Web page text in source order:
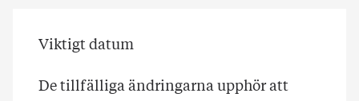
Viktigt datum
De tillfälliga ändringarna upphör att